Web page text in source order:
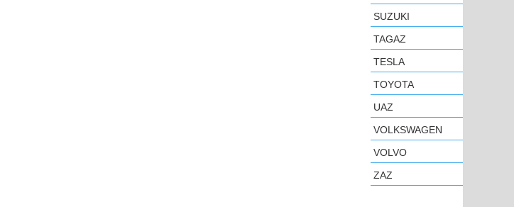
SUZUKI
TAGAZ
TESLA
TOYOTA
UAZ
VOLKSWAGEN
VOLVO
ZAZ